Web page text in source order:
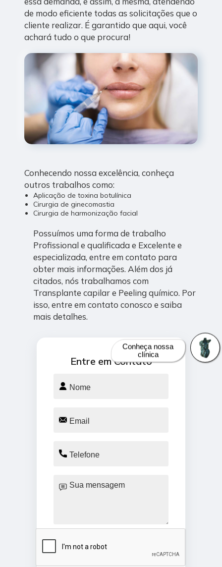
de modo eficiente todas as solicitações que o
cliente realizar. É garantido que aqui, você
achará tudo o que procura!
Conhecendo nossa excelência, conheça
outros trabalhos como:
Aplicação de toxina botulínica
Cirurgia de ginecomastia
Cirurgia de harmonização facial
Possuímos uma forma de trabalho
Profissional e qualificada e Excelente e
especializada, entre em contato para
obter mais informações. Além dos já
citados, nós trabalhamos com
Transplante capilar e Peeling químico. Por
isso, entre em contato conosco e saiba
mais detalhes.
Entre em Contato
Conheça nossa
clínica